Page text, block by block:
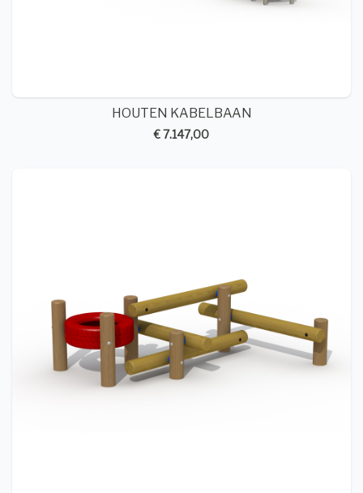
HOUTEN KABELBAAN
€ 7.147,00